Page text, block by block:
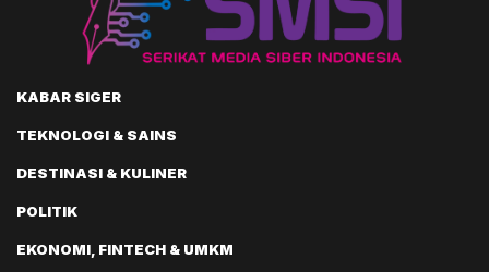
KABAR SIGER
TEKNOLOGI & SAINS
DESTINASI & KULINER
POLITIK
EKONOMI, FINTECH & UMKM